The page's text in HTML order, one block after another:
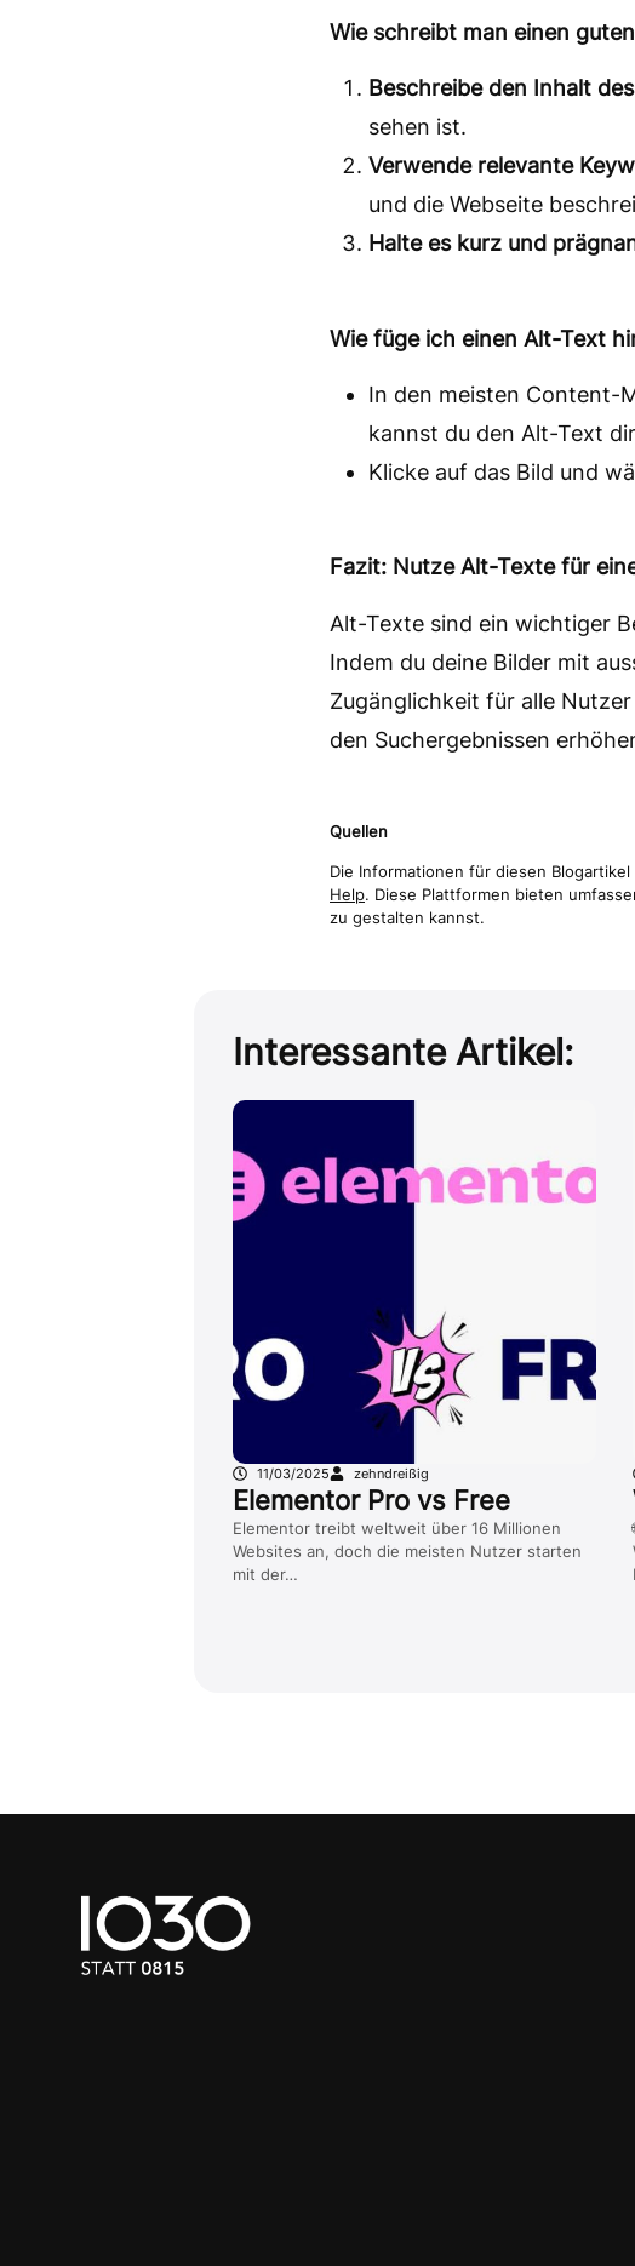
Wie schreibt man einen
Beschreibe den Inhalt
sehen ist.
Verwende relevante
und die Webseite
Halte es kurz und
Wie füge ich einen Alt-Text
In den meisten Content-
kannst du den Alt-Text
Klicke auf das Bild und
Fazit: Nutze Alt-Texte für
Alt-Texte sind ein wichtiger
Indem du deine Bilder mit
Zugänglichkeit für alle
den Suchergebnissen
Quellen
Die Informationen für diesen
Help. Diese Plattformen bieten
zu gestalten kannst.
Interessante Artikel:
11/03/2025 zehndreißig
Elementor Pro vs Free
Elementor treibt weltweit über 16 Millionen
Websites an, doch die meisten Nutzer starten
mit der…